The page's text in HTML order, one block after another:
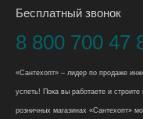
Бесплатный звонок
8 800 700 47
«Сантехопт» – лидер по продаже
успеть! Пока вы работаете и
розничных магазинах «Сантехопт»